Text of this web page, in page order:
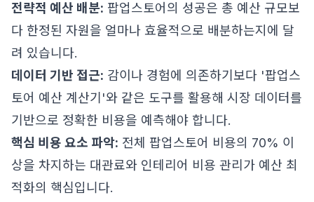
전략적 예산 배분: 팝업스토어의 성공은 총 예산 규모보
다 한정된 자원을 얼마나 효율적으로 배분하는지에 달
려 있습니다.
데이터 기반 접근: 감이나 경험에 의존하기보다 '팝업스
토어 예산 계산기'와 같은 도구를 활용해 시장 데이터를
기반으로 정확한 비용을 예측해야 합니다.
핵심 비용 요소 파악: 전체 팝업스토어 비용의 70% 이
상을 차지하는 대관료와 인테리어 비용 관리가 예산 최
적화의 핵심입니다.